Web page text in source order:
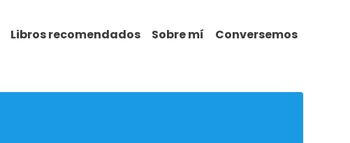
Libros recomendados Sobre mí Conversemos